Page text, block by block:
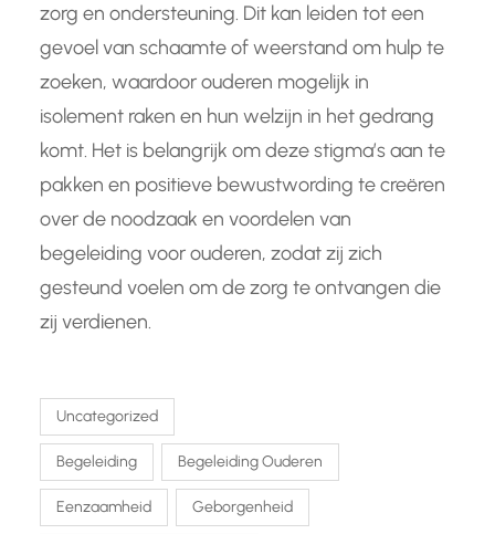
zorg en ondersteuning. Dit kan leiden tot een
gevoel van schaamte of weerstand om hulp te
zoeken, waardoor ouderen mogelijk in
isolement raken en hun welzijn in het gedrang
komt. Het is belangrijk om deze stigma’s aan te
pakken en positieve bewustwording te creëren
over de noodzaak en voordelen van
begeleiding voor ouderen, zodat zij zich
gesteund voelen om de zorg te ontvangen die
zij verdienen.
Uncategorized
Begeleiding Begeleiding Ouderen
Eenzaamheid Geborgenheid